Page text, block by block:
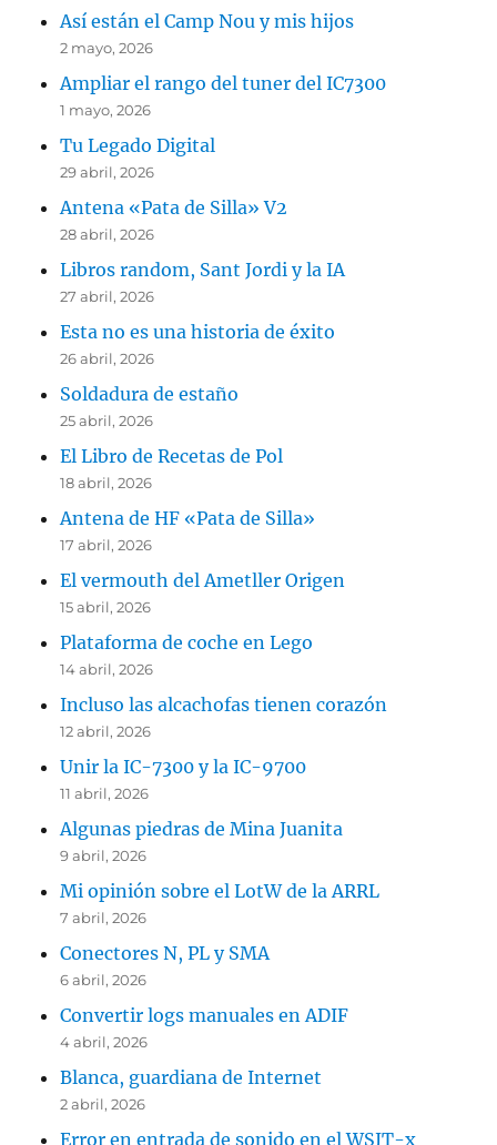
Así están el Camp Nou y mis hijos
2 mayo, 2026
Ampliar el rango del tuner del IC7300
1 mayo, 2026
Tu Legado Digital
29 abril, 2026
Antena «Pata de Silla» V2
28 abril, 2026
Libros random, Sant Jordi y la IA
27 abril, 2026
Esta no es una historia de éxito
26 abril, 2026
Soldadura de estaño
25 abril, 2026
El Libro de Recetas de Pol
18 abril, 2026
Antena de HF «Pata de Silla»
17 abril, 2026
El vermouth del Ametller Origen
15 abril, 2026
Plataforma de coche en Lego
14 abril, 2026
Incluso las alcachofas tienen corazón
12 abril, 2026
Unir la IC-7300 y la IC-9700
11 abril, 2026
Algunas piedras de Mina Juanita
9 abril, 2026
Mi opinión sobre el LotW de la ARRL
7 abril, 2026
Conectores N, PL y SMA
6 abril, 2026
Convertir logs manuales en ADIF
4 abril, 2026
Blanca, guardiana de Internet
2 abril, 2026
Error en entrada de sonido en el WSJT-x